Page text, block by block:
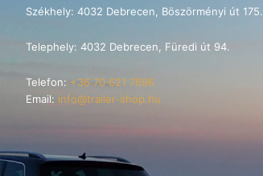
Székhely: 4032 Debrecen, Böszörményi út 175.
Telephely: 4032 Debrecen, Füredi út 94.
Telefon: +36 70 621 7696
Email: info@trailer-shop.hu